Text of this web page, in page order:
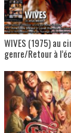
WIVES (1975) au
genre/Retour à